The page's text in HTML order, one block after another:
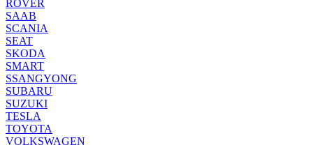
ROVER
SAAB
SCANIA
SEAT
SKODA
SMART
SSANGYONG
SUBARU
SUZUKI
TESLA
TOYOTA
VOLKSWAGEN